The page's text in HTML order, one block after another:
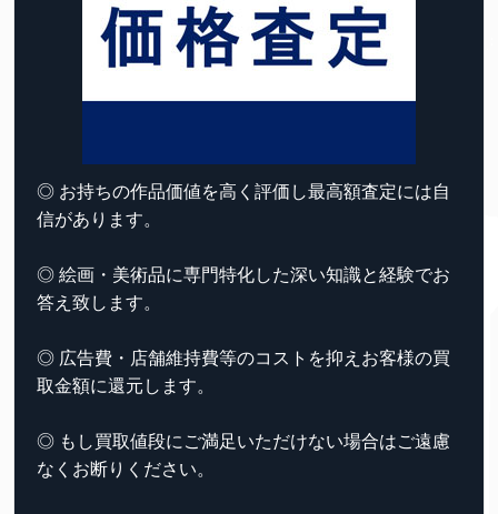
◎ お持ちの作品価値を高く評価し最高額査定には自
信があります。
◎ 絵画・美術品に専門特化した深い知識と経験でお
答え致します。
◎ 広告費・店舗維持費等のコストを抑えお客様の買
取金額に還元します。
◎ もし買取値段にご満足いただけない場合はご遠慮
なくお断りください。